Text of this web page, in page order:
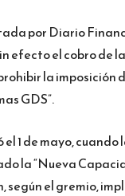
por Diario
efecto el cobro de
la
GDS”.
el 1 de mayo,
la “Nueva
según el gremio,